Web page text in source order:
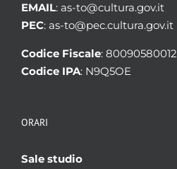
EMAIL: as-to@cultura.gov.it
PEC: as-to@pec.cultura.gov.it
Codice Fiscale: 80090580012
Codice IPA: N9Q5OE
ORARI
Sale studio